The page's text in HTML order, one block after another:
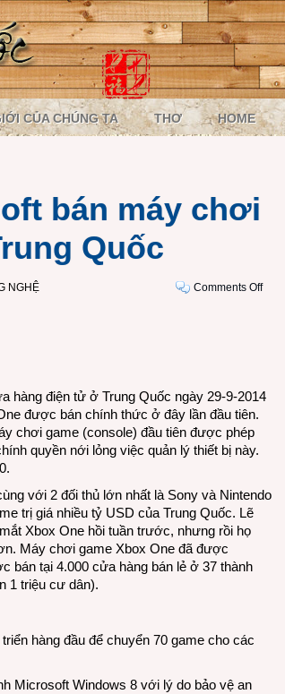
CỦA CHÚNG TA THƠ HOME
bán máy chơi
Quốc
NGHỆ Comments Offon
máy
Trung
hàng điện tử ở Trung Quốc ngày 29-9-2014
được bán chính thức ở đây lần đầu tiên.
chơi game (console) đầu tiên được phép
quyền nới lỏng việc quản lý thiết bị này.
với 2 đối thủ lớn nhất là Sony và Nintendo
trị giá nhiều tỷ USD của Trung Quốc. Lẽ
Xbox One hồi tuần trước, nhưng rồi họ
Máy chơi game Xbox One đã được
bán tại 4.000 cửa hàng bán lẻ ở 37 thành
1 triệu cư dân).
hàng đầu để chuyển 70 game cho các
Microsoft Windows 8 với lý do bảo vệ an